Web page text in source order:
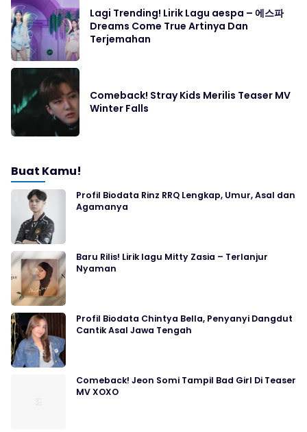
Lagi Trending! Lirik Lagu aespa – 에스파
Dreams Come True Artinya Dan
Terjemahan
Comeback! Stray Kids Merilis Teaser MV
Winter Falls
Buat Kamu!
Profil Biodata Rinz RRQ Lengkap, Umur, Asal dan
Agamanya
Baru Rilis! Lirik lagu Mitty Zasia – Terlanjur
Nyaman
Profil Biodata Chintya Bella, Penyanyi Dangdut
Cantik Asal Jawa Tengah
Comeback! Jeon Somi Tampil Bad Girl Di Teaser
MV XOXO